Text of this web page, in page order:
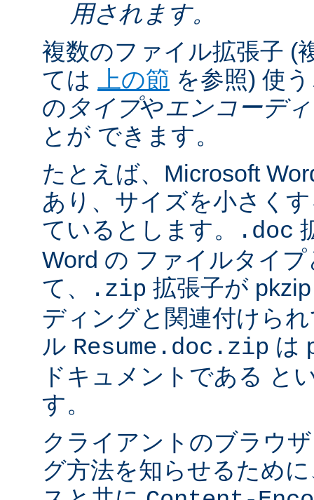
用されます。
複数のファイル拡張子 (
ては
上の節 を参照) 使
の タイプやエンコーデ
とが できます。
たとえば、Microsoft
あり、サイズを小さく
ているとします。
.doc
Word の ファイルタイ
て、
.zip 拡張子が
ディングと関連付けら
ル Resume.doc.zip は
ドキュメントである と
す。
クライアントのブラウ
グ方法を知らせるため